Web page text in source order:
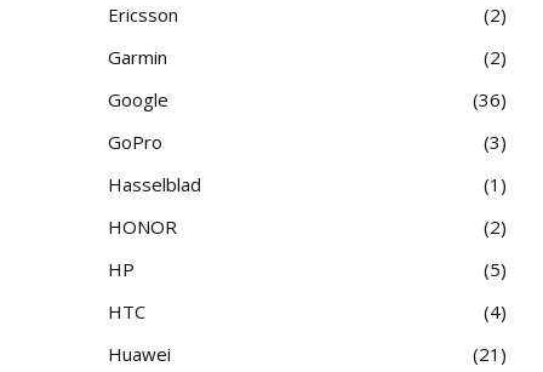
Ericsson
2
Garmin
2
Google
36
GoPro
3
Hasselblad
1
HONOR
2
HP
5
HTC
4
Huawei
21